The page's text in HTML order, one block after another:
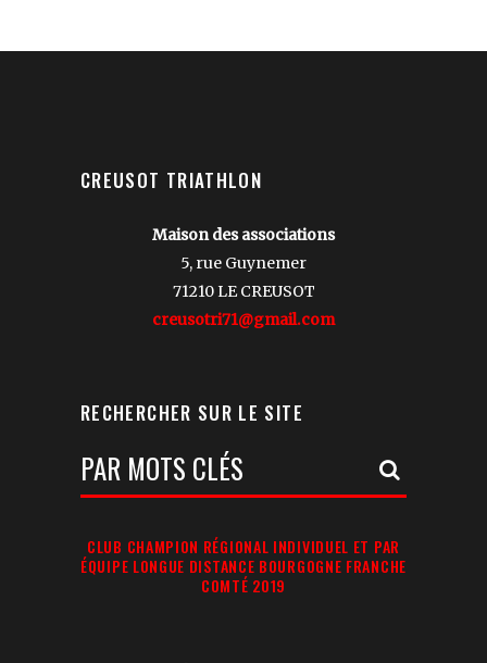
CREUSOT TRIATHLON
Maison des associations
5, rue Guynemer
71210 LE CREUSOT
creusotri71@gmail.com
RECHERCHER SUR LE SITE
Votre
Recherche:
CLUB CHAMPION RÉGIONAL INDIVIDUEL ET PAR
ÉQUIPE LONGUE DISTANCE BOURGOGNE FRANCHE
COMTÉ 2019